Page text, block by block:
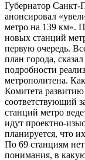
Губернатор Санкт-
анонсировал
метро на 139 км».
новых станций
первую очередь.
план города,
подробности
метрополитена.
Комитета
соответствующий
станций метро
идут проектно-
планируется, что
По 69 станциям
понимания, в